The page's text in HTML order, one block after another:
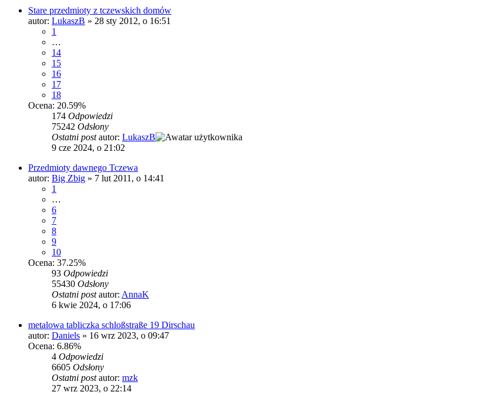
Stare przedmioty z tczewskich domów
autor: LukaszB » 28 sty 2012, o 16:51
1
…
14
15
16
17
18
Ocena: 20.59%
174 Odpowiedzi
75242 Odsłony
Ostatni postautor: LukaszB
9 cze 2024, o 21:02
Przedmioty dawnego Tczewa
autor: Big Zbig » 7 lut 2011, o 14:41
1
…
6
7
8
9
10
Ocena: 37.25%
93 Odpowiedzi
55430 Odsłony
Ostatni postautor: AnnaK
6 kwie 2024, o 17:06
metalowa tabliczka schloßstraße 19 Dirschau
autor: Daniels » 16 wrz 2023, o 09:47
Ocena: 6.86%
4 Odpowiedzi
6605 Odsłony
Ostatni postautor: mzk
27 wrz 2023, o 22:14